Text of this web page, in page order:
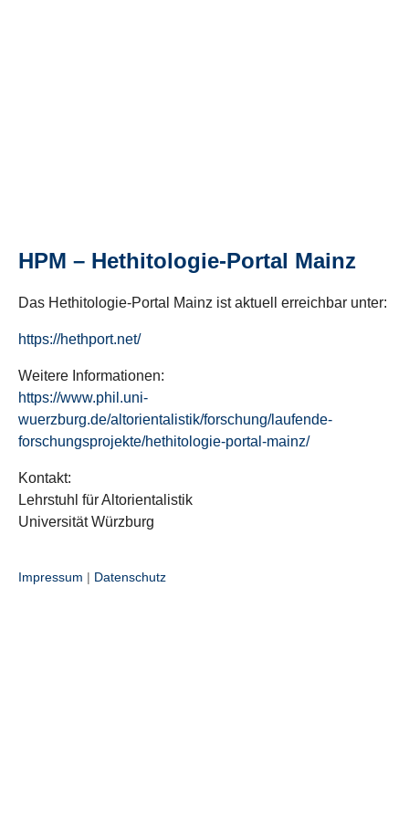
HPM – Hethitologie-Portal Mainz
Das Hethitologie-Portal Mainz ist aktuell erreichbar unter:
https://hethport.net/
Weitere Informationen:
https://www.phil.uni-
wuerzburg.de/altorientalistik/forschung/laufende-
forschungsprojekte/hethitologie-portal-mainz/
Kontakt:
Lehrstuhl für Altorientalistik
Universität Würzburg
Impressum | Datenschutz